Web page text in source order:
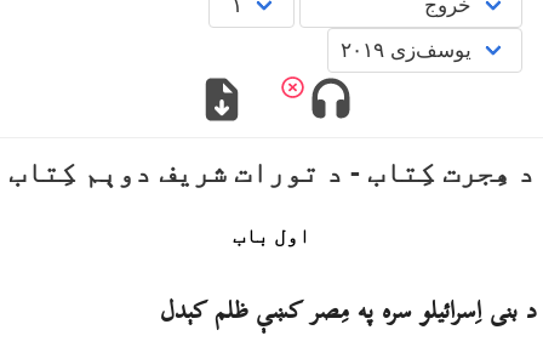
پښتو
د هِجرت کِتاب - د تورات شريف دوېم کِتاب
اول باب
د بنى اِسرائيلو سره په مِصر کښې ظلم کېدل